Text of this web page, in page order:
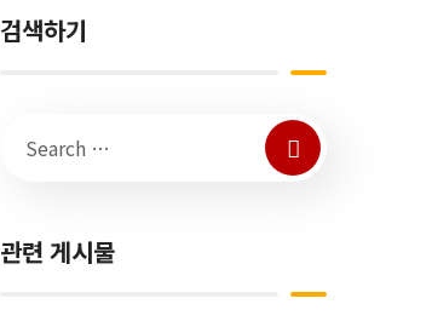
검색하기
관련 게시물